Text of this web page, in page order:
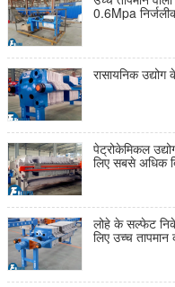
0.6Mpa
रासायनिक
पेट्रोकेमिकल
लिए सबसे अधिक
लोहे के सल्फेट
लिए उच्च